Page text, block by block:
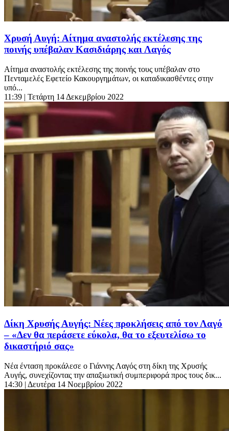
Χρυσή Αυγή: Αίτημα αναστολής εκτέλεσης της
ποινής υπέβαλαν Κασιδιάρης και Λαγός
Αίτημα αναστολής εκτέλεσης της ποινής τους υπέβαλαν στο
Πενταμελές Εφετείο Κακουργημάτων, οι καταδικασθέντες στην
υπό...
11:39 | Τετάρτη 14 Δεκεμβρίου 2022
Δίκη Χρυσής Αυγής: Νέες προκλήσεις από τον Λαγό
– «Δεν θα περάσετε εύκολα, θα το εξευτελίσω το
δικαστήριό σας»
Νέα ένταση προκάλεσε ο Γιάννης Λαγός στη δίκη της Χρυσής
Αυγής, συνεχίζοντας την απαξιωτική συμπεριφορά προς τους δικ...
14:30 | Δευτέρα 14 Νοεμβρίου 2022